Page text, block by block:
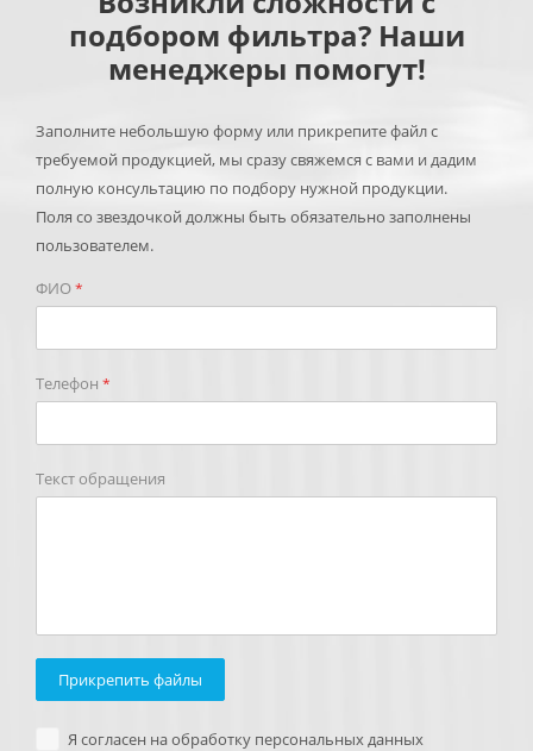
подбором фильтра? Наши
менеджеры помогут!
Заполните небольшую форму или прикрепите файл с
требуемой продукцией, мы сразу свяжемся с вами и дадим
полную консультацию по подбору нужной продукции.
Поля со звездочкой должны быть обязательно заполнены
пользователем.
ФИО*
Телефон *
Текст обращения
Прикрепить файлы
Я согласен на обработку персональных данных